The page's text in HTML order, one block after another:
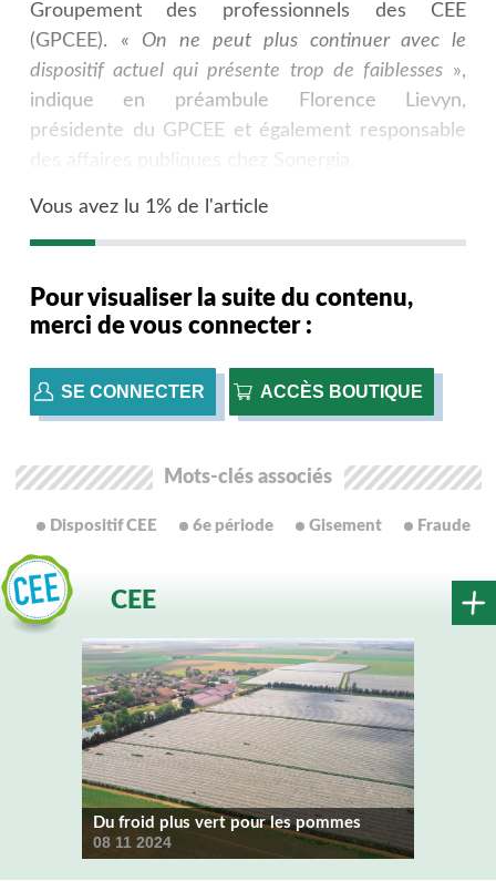
Groupement des professionnels des CEE
(GPCEE). « On ne peut plus continuer avec le
dispositif actuel qui présente trop de faiblesses»,
indique en préambule Florence Lievyn,
présidente du GPCEE et également responsable
Vous avez lu 1% de l'article
Pour visualiser la suite du contenu,
merci de vous connecter :
SE CONNECTER ACCÈS BOUTIQUE
Mots-clés associés
Dispositif CEE 6e période Gisement Fraude
CEE
Du froid plus vert pour les pommes
08 11 2024